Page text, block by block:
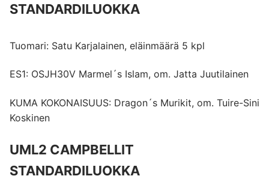
STANDARDILUOKKA
Tuomari: Satu Karjalainen, eläinmäärä 5 kpl
ES1: OSJH30V Marmel´s Islam, om. Jatta Juutilainen
KUMA KOKONAISUUS: Dragon´s Murikit, om. Tuire-Sini
Koskinen
UML2 CAMPBELLIT
STANDARDILUOKKA